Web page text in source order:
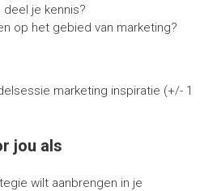
je kennis?
op het gebied van marketing?
marketing inspiratie (+/- 1
jou als
wilt aanbrengen in je